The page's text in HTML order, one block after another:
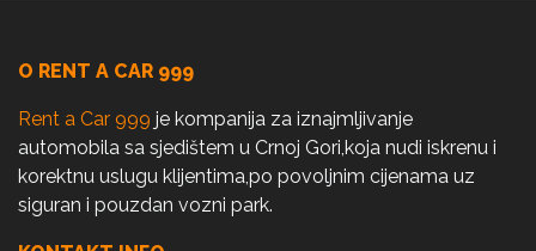
O RENT A CAR 999
Rent a Car 999 je kompanija za iznajmljivanje
automobila sa sjedištem u Crnoj Gori,koja nudi iskrenu i
korektnu uslugu klijentima,po povoljnim cijenama uz
siguran i pouzdan vozni park.